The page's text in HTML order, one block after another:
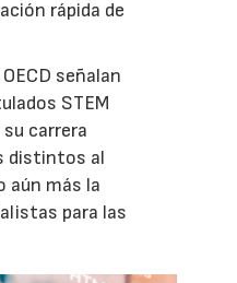
rápida de
señalan
STEM
carrera
distintos al
aún más la
para las